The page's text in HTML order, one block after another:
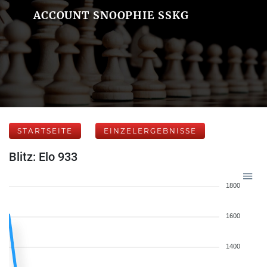
ACCOUNT SNOOPHIE SSKG
STARTSEITE EINZELERGEBNISSE
Blitz: Elo 933
1800
1600
1400